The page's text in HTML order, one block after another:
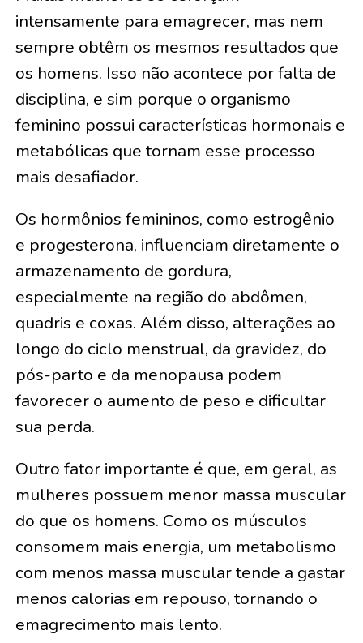
intensamente para emagrecer, mas nem
sempre obtêm os mesmos resultados que
os homens. Isso não acontece por falta de
disciplina, e sim porque o organismo
feminino possui características hormonais e
metabólicas que tornam esse processo
mais desafiador.
Os hormônios femininos, como estrogênio
e progesterona, influenciam diretamente o
armazenamento de gordura,
especialmente na região do abdômen,
quadris e coxas. Além disso, alterações ao
longo do ciclo menstrual, da gravidez, do
pós-parto e da menopausa podem
favorecer o aumento de peso e dificultar
sua perda.
Outro fator importante é que, em geral, as
mulheres possuem menor massa muscular
do que os homens. Como os músculos
consomem mais energia, um metabolismo
com menos massa muscular tende a gastar
menos calorias em repouso, tornando o
emagrecimento mais lento.